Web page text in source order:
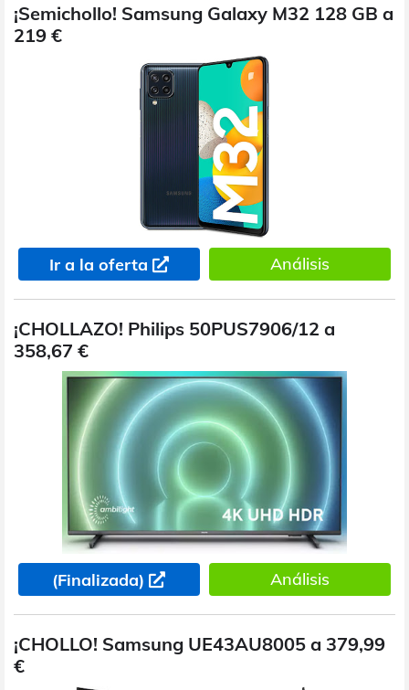
¡Semichollo! Samsung Galaxy M32 128 GB a
219 €
Ir a la oferta Análisis
¡CHOLLAZO! Philips 50PUS7906/12 a
358,67 €
(Finalizada) Análisis
¡CHOLLO! Samsung UE43AU8005 a 379,99
€